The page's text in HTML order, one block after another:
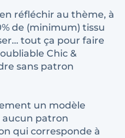
réfléchir au thème, à
de (minimum) tissu
tout ça pour faire
Chic &
sans patron
un modèle
aucun patron
qui corresponde à